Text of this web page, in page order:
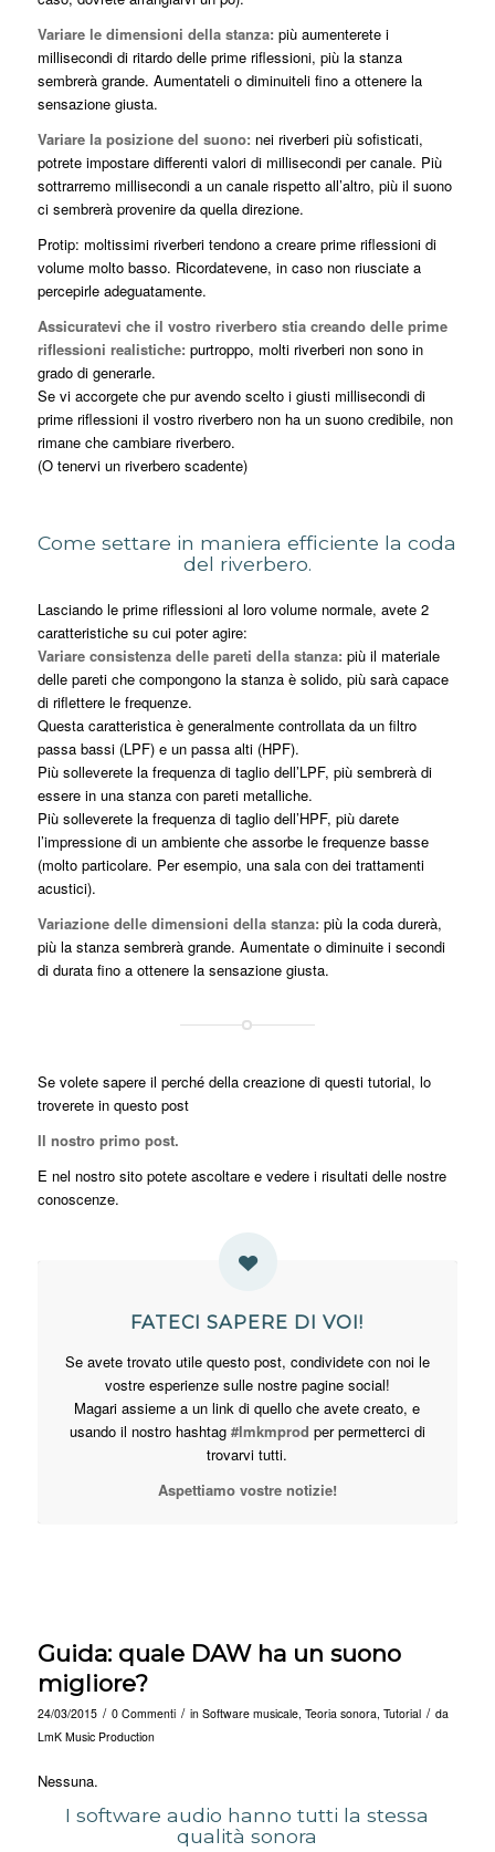
Variare le dimensioni della stanza: più aumenterete i
millisecondi di ritardo delle prime riflessioni, più la stanza
sembrerà grande. Aumentateli o diminuiteli fino a ottenere la
sensazione giusta.
Variare la posizione del suono: nei riverberi più sofisticati,
potrete impostare differenti valori di millisecondi per canale. Più
sottrarremo millisecondi a un canale rispetto all’altro, più il suono
ci sembrerà provenire da quella direzione.
Protip: moltissimi riverberi tendono a creare prime riflessioni di
volume molto basso. Ricordatevene, in caso non riusciate a
percepirle adeguatamente.
Assicuratevi che il vostro riverbero stia creando delle prime
riflessioni realistiche: purtroppo, molti riverberi non sono in
grado di generarle.
Se vi accorgete che pur avendo scelto i giusti millisecondi di
prime riflessioni il vostro riverbero non ha un suono credibile, non
rimane che cambiare riverbero.
(O tenervi un riverbero scadente)
Come settare in maniera efficiente la coda
del riverbero.
Lasciando le prime riflessioni al loro volume normale, avete 2
caratteristiche su cui poter agire:
Variare consistenza delle pareti della stanza: più il materiale
delle pareti che compongono la stanza è solido, più sarà capace
di riflettere le frequenze.
Questa caratteristica è generalmente controllata da un filtro
passa bassi (LPF) e un passa alti (HPF).
Più solleverete la frequenza di taglio dell’LPF, più sembrerà di
essere in una stanza con pareti metalliche.
Più solleverete la frequenza di taglio dell’HPF, più darete
l’impressione di un ambiente che assorbe le frequenze basse
(molto particolare. Per esempio, una sala con dei trattamenti
acustici).
Variazione delle dimensioni della stanza: più la coda durerà,
più la stanza sembrerà grande. Aumentate o diminuite i secondi
di durata fino a ottenere la sensazione giusta.
Se volete sapere il perché della creazione di questi tutorial, lo
troverete in questo post
Il nostro primo post.
E nel nostro sito potete ascoltare e vedere i risultati delle nostre
conoscenze.
FATECI SAPERE DI VOI!
Se avete trovato utile questo post, condividete con noi le
vostre esperienze sulle nostre pagine social!
Magari assieme a un link di quello che avete creato, e
usando il nostro hashtag#lmkmprod per permetterci di
trovarvi tutti.
Aspettiamo vostre notizie!
Guida: quale DAW ha un suono
migliore?
24/03/2015 / 0 Commenti / in Software musicale, Teoria sonora Tutorial / da
LmK Music Production
Nessuna.
I software audio hanno tutti la stessa
qualità sonora